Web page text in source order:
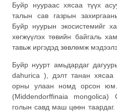
Буйр нуураас хясаа түүх
талын сав газрын
Буйр нуурын экосистемийг
хөгжүүлэх төвийн байгаль
тавьж иргэдэд зөвлөмж
Буйр нуурт амьдардаг
dahurica ), дэлт танан
орны улаан номд орсон
(Middendorffinaia
голын савд маш цөөн